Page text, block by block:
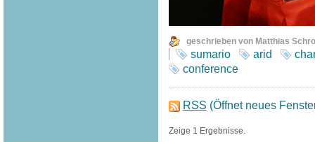
geschrieben von Matthias
sumario arid
conference
RSS (Öffnet neues
Zeige 1 Ergebnisse.